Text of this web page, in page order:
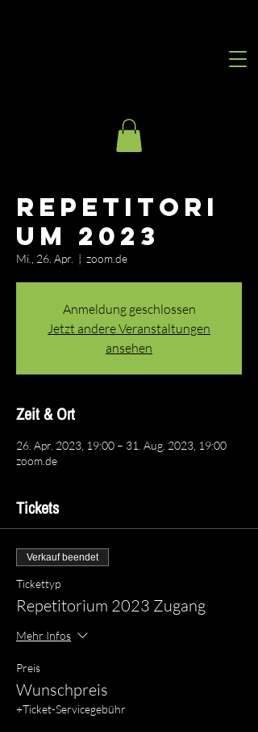
Repetitori
um 2023
Mi., 26. Apr.
  |
zoom.de
Anmeldung geschlossen
Jetzt andere Veranstaltungen
ansehen
Zeit & Ort
26. Apr. 2023, 19:00 – 31. Aug. 2023, 19:00
zoom.de
Tickets
Verkauf beendet
Tickettyp
Repetitorium 2023 Zugang
Mehr Infos
Preis
Wunschpreis
+Ticket-Servicegebühr